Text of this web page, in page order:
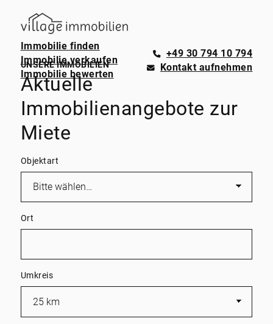
Immobilie finden
Immobilie verkaufen
Immobilie bewerten
+49 30 794 10 794
Kontakt aufnehmen
UNSERE IMMOBILIEN
Aktuelle
Immobilienangebote zur
Miete
Objektart
Ort
Umkreis